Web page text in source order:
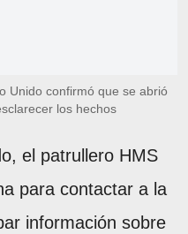
Unido confirmó que se abrió
los hechos
el patrullero HMS
para contactar a la
información sobre